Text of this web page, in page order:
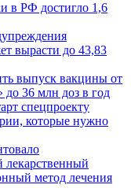
в РФ достигло 1,6
вырасти до 43,83
выпуск вакцины от
36 млн доз в год
спецпроекту
которые нужно
лекарственный
метод лечения